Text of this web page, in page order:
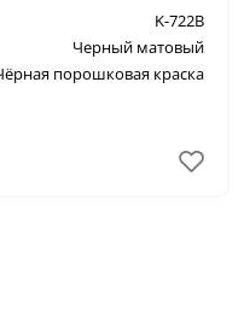
K-722B
Черный матовый
порошковая краска